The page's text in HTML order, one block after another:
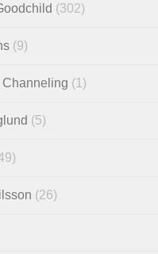
(302)
(9)
Channeling (1)
(5)
(26)